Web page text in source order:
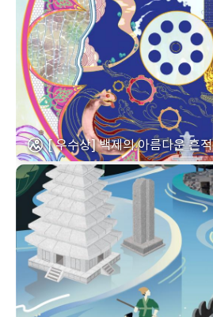
[ 우수상] 백제의 아름다운 흔적